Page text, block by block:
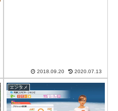
2018.09.20 2020.07.13
エンタメ